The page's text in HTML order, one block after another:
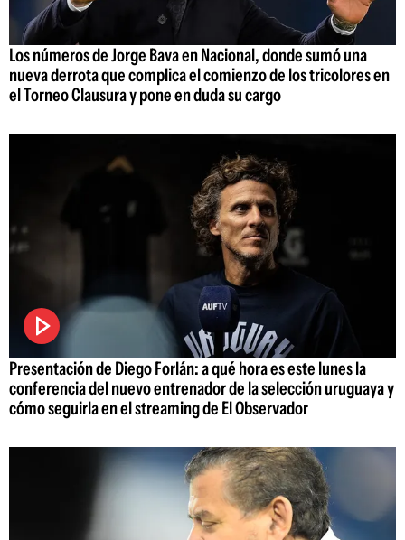
Los números de Jorge Bava en Nacional, donde sumó una
nueva derrota que complica el comienzo de los tricolores en
el Torneo Clausura y pone en duda su cargo
Presentación de Diego Forlán: a qué hora es este lunes la
conferencia del nuevo entrenador de la selección uruguaya y
cómo seguirla en el streaming de El Observador